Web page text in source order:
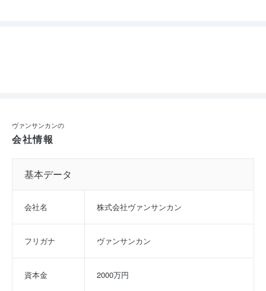
ヴァンサンカンの
会社情報
基本データ
会社名 株式会社ヴァンサンカン
フリガナ ヴァンサンカン
資本金 2000万円